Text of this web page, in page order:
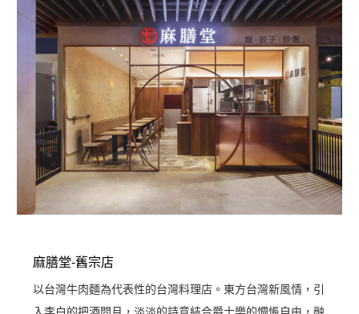
麻膳堂-舊宗店
以台灣牛肉麵為代表性的台灣料理店。東方台灣新風情，引
入李白的把酒問月，淡淡的詩意結合爵士樂的惆悵自由，融